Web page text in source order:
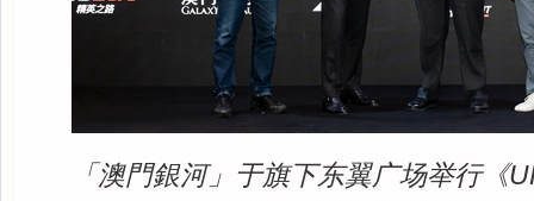
「澳門銀河」于旗下东翼广场举行《